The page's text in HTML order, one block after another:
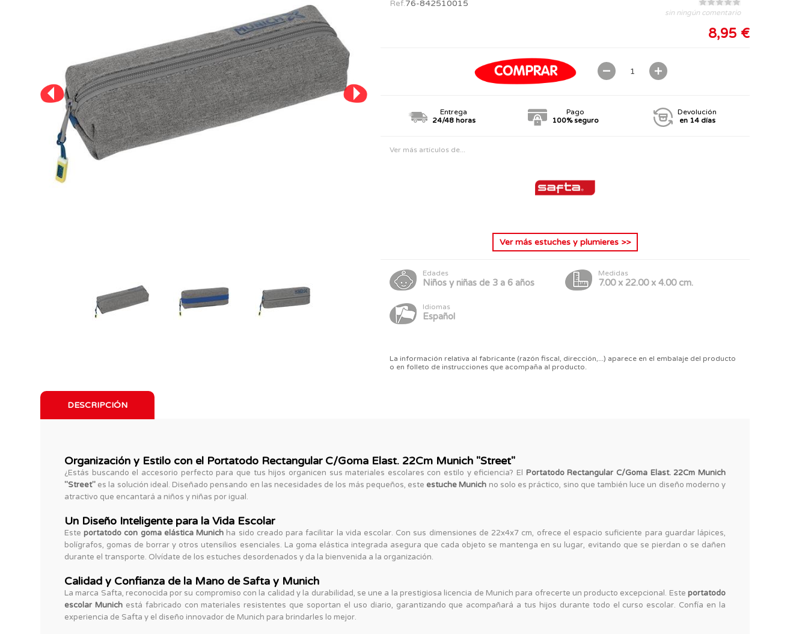
PERSONAJES
Ref.76-842510015
sin ningún comentario
8,95 €
Entrega
24/48 horas
Pago
100% seguro
Devolución
en 14 días
Ver más artículos de...
Ver másestuches y plumieres >>
Edades
Niños y niñas de 3 a 6 años
Medidas
7.00 x 22.00 x 4.00 cm.
Idiomas
Español
La información relativa al fabricante (razón fiscal, dirección,...) aparece en el embalaje del producto
o en folleto de instrucciones que acompaña al producto.
DESCRIPCIÓN
Organización y Estilo con el Portatodo Rectangular C/Goma Elast. 22Cm Munich "Street"
¿Estás buscando el accesorio perfecto para que tus hijos organicen sus materiales escolares con estilo y eficiencia? El Portatodo Rectangular C/Goma Elast. 22Cm Munich
"Street" es la solución ideal. Diseñado pensando en las necesidades de los más pequeños, este estuche Munich no solo es práctico, sino que también luce un diseño moderno y
atractivo que encantará a niños y niñas por igual.
Un Diseño Inteligente para la Vida Escolar
Esteportatodo con goma elástica Munich ha sido creado para facilitar la vida escolar. Con sus dimensiones de 22x4x7 cm, ofrece el espacio suficiente para guardar lápices,
bolígrafos, gomas de borrar y otros utensilios esenciales. La goma elástica integrada asegura que cada objeto se mantenga en su lugar, evitando que se pierdan o se dañen
durante el transporte. Olvídate de los estuches desordenados y da la bienvenida a la organización.
Calidad y Confianza de la Mano de Safta y Munich
La marca Safta, reconocida por su compromiso con la calidad y la durabilidad, se une a la prestigiosa licencia de Munich para ofrecerte un producto excepcional. Este portatodo
escolar Munichestá fabricado con materiales resistentes que soportan el uso diario, garantizando que acompañará a tus hijos durante todo el curso escolar. Confía en la
experiencia de Safta y el diseño innovador de Munich para brindarles lo mejor.